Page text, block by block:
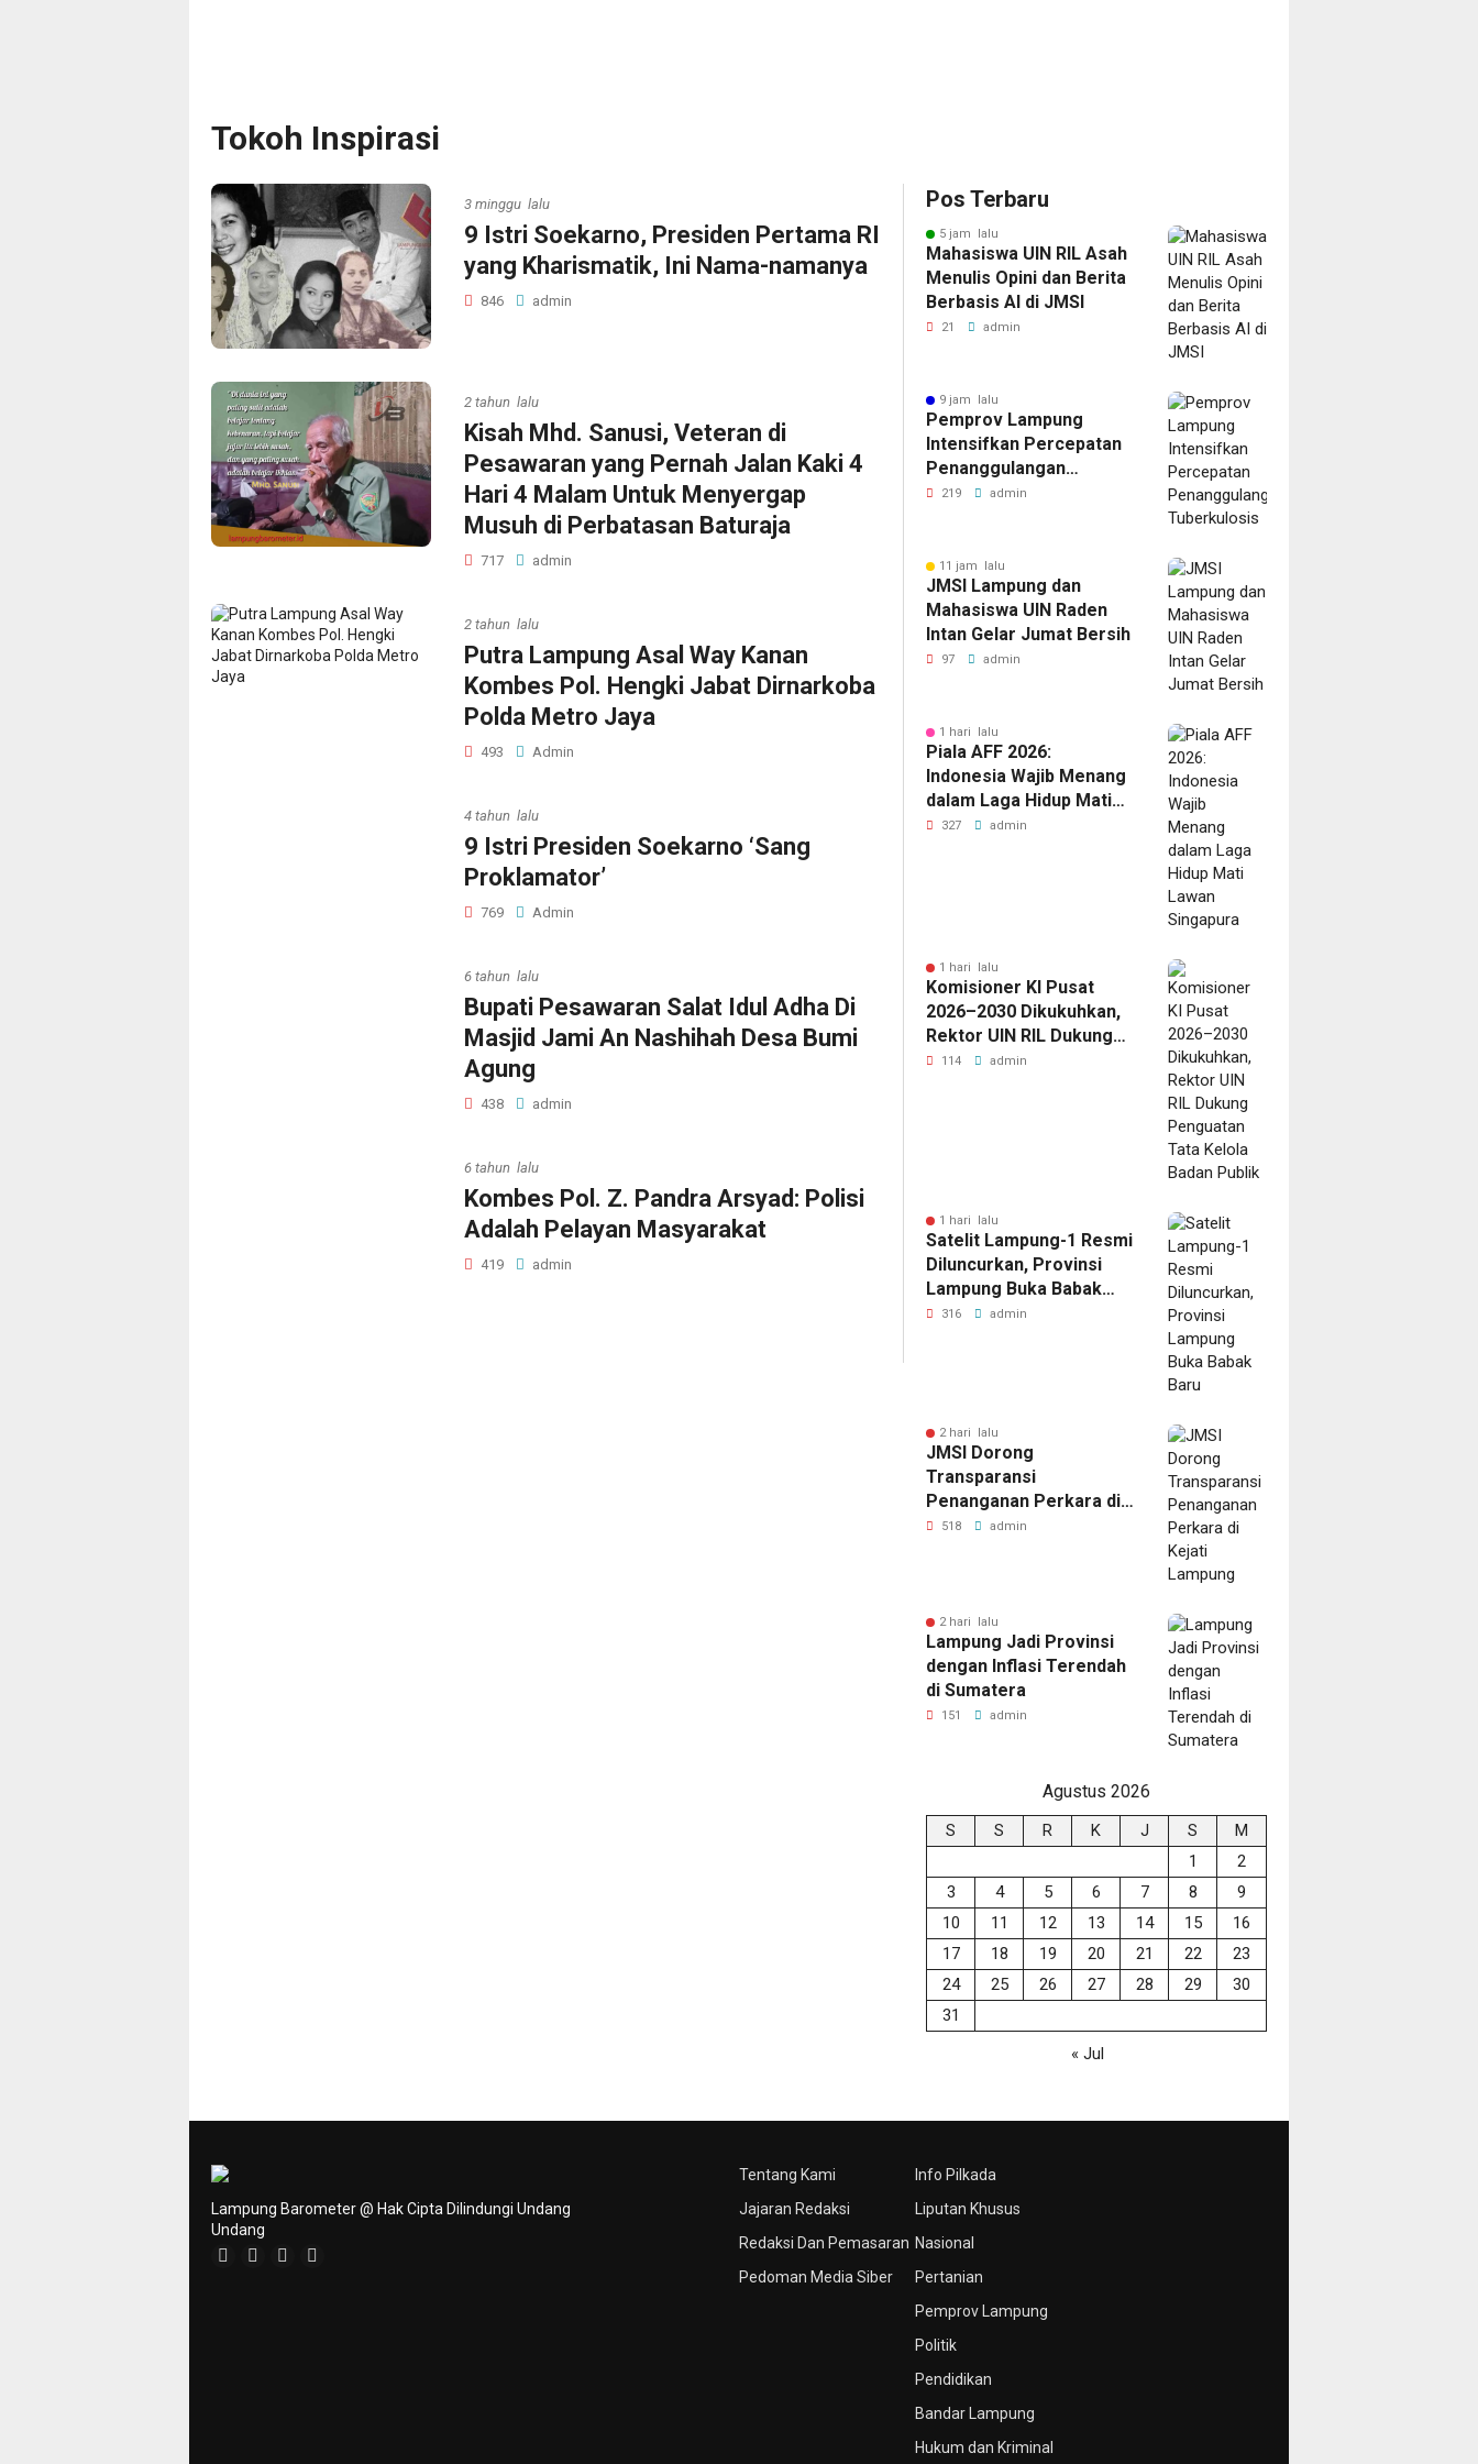
Tokoh Inspirasi
3 minggu lalu
9 Istri Soekarno, Presiden Pertama RI
yang Kharismatik, Ini Nama-namanya
846 admin
2 tahun lalu
Kisah Mhd. Sanusi, Veteran di
Pesawaran yang Pernah Jalan Kaki 4
Hari 4 Malam Untuk Menyergap
Musuh di Perbatasan Baturaja
717 admin
2 tahun lalu
Putra Lampung Asal Way Kanan
Kombes Pol. Hengki Jabat Dirnarkoba
Polda Metro Jaya
493 Admin
4 tahun lalu
9 Istri Presiden Soekarno ‘Sang
Proklamator’
769 Admin
6 tahun lalu
Bupati Pesawaran Salat Idul Adha Di
Masjid Jami An Nashihah Desa Bumi
Agung
438 admin
6 tahun lalu
Kombes Pol. Z. Pandra Arsyad: Polisi
Adalah Pelayan Masyarakat
419 admin
Pos Terbaru
5 jam lalu
Mahasiswa UIN RIL Asah
Menulis Opini dan Berita
Berbasis AI di JMSI
21 admin
9 jam lalu
Pemprov Lampung
Intensifkan Percepatan
Penanggulangan
Tuberkulosis
219 admin
11 jam lalu
JMSI Lampung dan
Mahasiswa UIN Raden
Intan Gelar Jumat Bersih
97 admin
1 hari lalu
Piala AFF 2026:
Indonesia Wajib Menang
dalam Laga Hidup Mati
Lawan Singapura
327 admin
1 hari lalu
Komisioner KI Pusat
2026–2030 Dikukuhkan,
Rektor UIN RIL Dukung
Penguatan Tata Kelola
114 admin
1 hari lalu
Satelit Lampung-1 Resmi
Diluncurkan, Provinsi
Lampung Buka Babak
Baru
316 admin
2 hari lalu
JMSI Dorong
Transparansi
Penanganan Perkara di
Kejati Lampung
518 admin
2 hari lalu
Lampung Jadi Provinsi
dengan Inflasi Terendah
di Sumatera
151 admin
Agustus 2026
S S R K J S
M
1
2
3
4 5 6 7 8
9
10
11 12 13 14 15
16
17
18 19 20 21 22
23
24
25 26 27 28 29
30
31
« Jul
Tentang Kami
Jajaran Redaksi
Redaksi Dan Pemasaran
Pedoman Media Siber
Info Pilkada
Liputan Khusus
Nasional
Pertanian
Pemprov Lampung
Politik
Pendidikan
Bandar Lampung
Hukum dan Kriminal
Lampung Barometer @ Hak Cipta Dilindungi Undang
Undang